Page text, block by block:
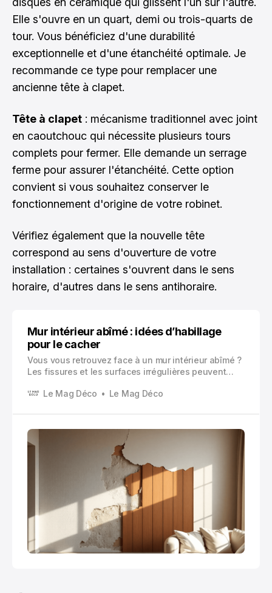
Elle s'ouvre en un quart, demi ou trois-quarts de
tour. Vous bénéficiez d'une durabilité
exceptionnelle et d'une étanchéité optimale. Je
recommande ce type pour remplacer une
ancienne tête à clapet.
Tête à clapet : mécanisme traditionnel avec joint
en caoutchouc qui nécessite plusieurs tours
complets pour fermer. Elle demande un serrage
ferme pour assurer l'étanchéité. Cette option
convient si vous souhaitez conserver le
fonctionnement d'origine de votre robinet.
Vérifiez également que la nouvelle tête
correspond au sens d'ouverture de votre
installation : certaines s'ouvrent dans le sens
horaire, d'autres dans le sens antihoraire.
Mur intérieur abîmé : idées d’habillage
pour le cacher
Vous vous retrouvez face à un mur intérieur abîmé ?
Les fissures et les surfaces irrégulières peuvent
casse-tête décoratif. Pourtant, cacher un mur abîmé
travaux de rénovation murale coûteux.
Le Mag Déco Le Mag Déco